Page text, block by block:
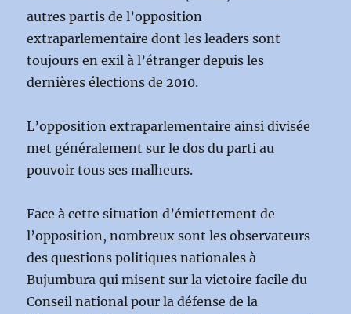
autres partis de l’opposition
extraparlementaire dont les leaders sont
toujours en exil à l’étranger depuis les
dernières élections de 2010.
L’opposition extraparlementaire ainsi divisée
met généralement sur le dos du parti au
pouvoir tous ses malheurs.
Face à cette situation d’émiettement de
l’opposition, nombreux sont les observateurs
des questions politiques nationales à
Bujumbura qui misent sur la victoire facile du
Conseil national pour la défense de la